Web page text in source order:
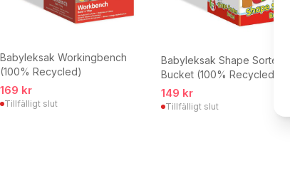
Babyleksak Workingbench
(100% Recycled)
169 kr
Tillfälligt slut
Babyleksak Shape Sorter
Bucket (100% Recycled)
149 kr
Tillfälligt slut